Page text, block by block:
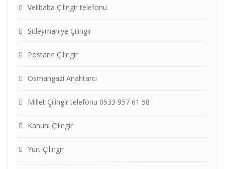
Velibaba Çilingir telefonu
Süleymaniye Çilingir
Postane Çilingir
Osmangazi Anahtarcı
Millet Çilingir telefonu 0533 957 61 58
Kanuni Çilingir
Yurt Çilingir